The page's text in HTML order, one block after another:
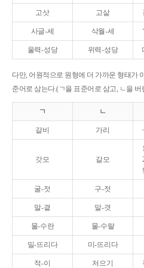
고삿 고샅
사글-세 삭월-세
울력-성당 위력-성당
다만, 어원적으로 원형에 더 가까운 형태가
준어로 삼는다.(ㄱ을 표준어로 삼고, ㄴ을 버
ㄱ ㄴ
갈비 가리
갓모 갈모
굴-젓 구-젓
말-곁 말-겻
물-수란 물-수랄
밀-뜨리다 미-뜨리다
적-이 저으기